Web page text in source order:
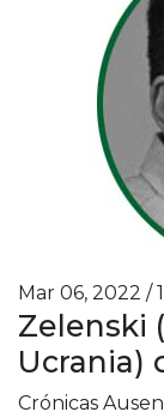
Mar 06, 2022 /
Zelenski
Ucrania)
Crónicas